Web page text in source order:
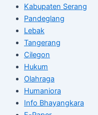
Kabupaten Serang
Pandeglang
Lebak
Tangerang
Cilegon
Hukum
Olahraga
Humaniora
Info Bhayangkara